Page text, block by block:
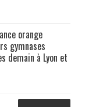
orange
gymnases
demain à Lyon et